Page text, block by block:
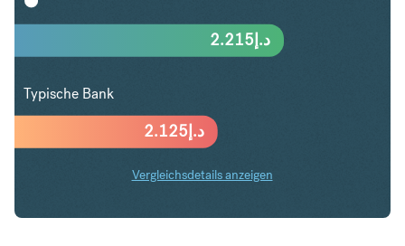
د.إ2.125
د.إ2.215
Typische Bank
Vergleichsdetails anzeigen
ZAR in AED Trends